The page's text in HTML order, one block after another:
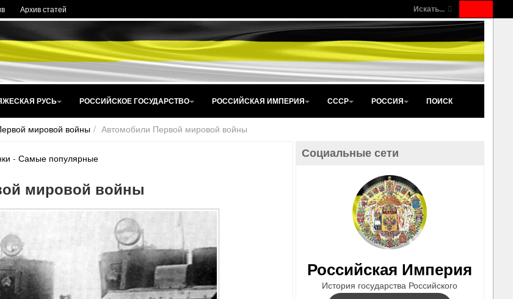
Искать...
Архив статей
РУСЬ РОССИЙСКОЕ ГОСУДАРСТВО РОССИЙСКАЯ ИМПЕРИЯ СССР РОССИЯ ПОИСК
мировой войны Автомобили Первой мировой войны
-Самые популярные
мировой войны
Социальные сети
Российская Империя
История государства Российского